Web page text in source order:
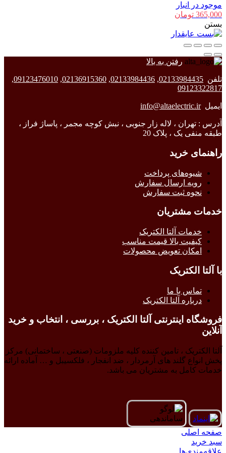
موجود در انبار
365,000 تومان
بستن
رفتن به بالا
تلفن 02133984435
,
02133984436
,
02136915360
,
09123476010
,
09123322817
ایمیلinfo@altaelectric.ir
آدرس : تهران ، لاله زار جنوبی ، نبش کوچه مجمر ، پاساژ فراز ،
طبقه منفی یک ، پلاک 20
راهنمای خرید
شیوه‌های پرداخت
رویه ارسال سفارش
نحوه ثبت سفارش
خدمات مشتریان
خدمات آلتا الکتریک
کیفیت بالا قیمت مناسب
امکان تعویض محصولات
با آلتا الکتریک
تماس با ما
درباره آلتا الکتریک
فروشگاه اینترنتی آلتا الکتریک ، بررسی ، انتخاب و خرید
آنلاین
آلتا الکتریک ، تامین کننده کلیه ملزومات (صنعتی ، ساختمانی) مرکز
پخش انواع گلند های آرمردار ، ضد انفجار ، فلکسیبل و … آماده ارائه
خدمات کامل به مشتریان می باشد.
صفحه اصلی
سبد خرید
علاقه‌مندی‌ها